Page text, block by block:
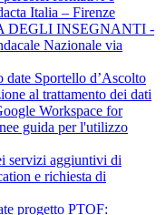
Italia – Firenze
DEGLI INSEGNANTI -
Nazionale via
date Sportello d’Ascolto
al trattamento dei dati
Workspace for
guida per l'utilizzo
servizi aggiuntivi di
e richiesta di
progetto PTOF: